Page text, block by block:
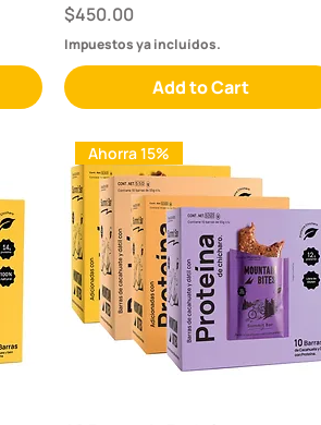
Price
$450.00
Impuestos ya incluídos.
Add to Cart
Ahorra 15%